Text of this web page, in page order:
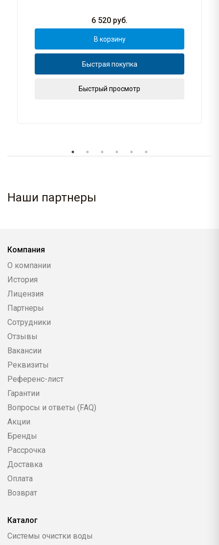
6 520 руб.
В корзину
Быстрая покупка
Быстрый просмотр
Наши партнеры
Компания
О компании
История
Лицензия
Партнеры
Сотрудники
Отзывы
Вакансии
Реквизиты
Референс-лист
Гарантии
Вопросы и ответы (FAQ)
Акции
Бренды
Рассрочка
Доставка
Оплата
Возврат
Каталог
Системы очистки воды